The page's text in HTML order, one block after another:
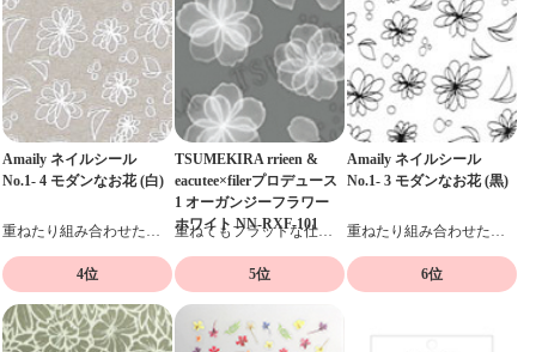
Amaily ネイルシール
No.1- 4 モダンなお花 (白)
重ねたり組み合わせたりデザイン自在の貼るだけネイルシール
TSUMEKIRA rrieen &
eacutee×filerプロデュース
1 オーガンジーフラワー
ホワイト NN-RXF-101重ねてもフラットな仕上がり、ネイルシール
Amaily ネイルシール
No.1- 3 モダンなお花 (黒)
重ねたり組み合わせたりデザイン自在の貼るだけネイルシール
4位 5位 6位